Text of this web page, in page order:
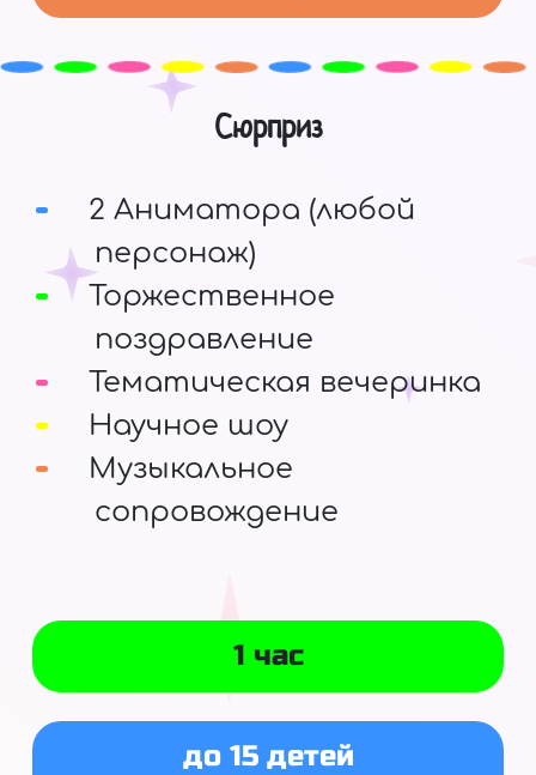
Сюрприз
2 Аниматора (любой
персонаж)
Торжественное
поздравление
Тематическая вечеринка
Научное шоу
Музыкальное
сопровождение
1 час
до 15 детей